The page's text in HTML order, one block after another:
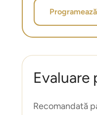
Evaluare
Recomandată